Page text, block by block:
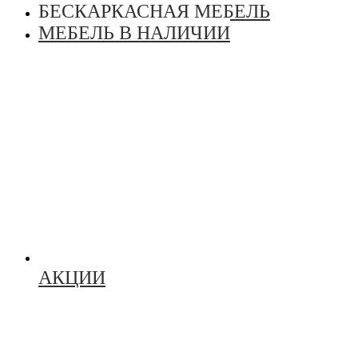
БЕСКАРКАСНАЯ МЕБЕЛЬ
МЕБЕЛЬ В НАЛИЧИИ
АКЦИИ